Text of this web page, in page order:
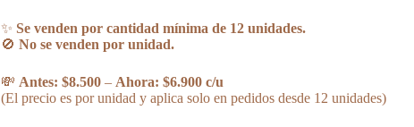
✨ Se venden por cantidad mínima de 12 unidades.
🚫 No se venden por unidad.
💸 Antes: $8.500– Ahora: $6.900 c/u
(El precio es por unidad y aplica solo en pedidos desde 12 unidades)